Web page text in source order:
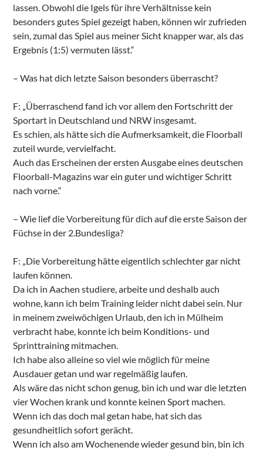
lassen. Obwohl die Igels für ihre Verhältnisse kein
besonders gutes Spiel gezeigt haben, können wir zufrieden
sein, zumal das Spiel aus meiner Sicht knapper war, als das
Ergebnis (1:5) vermuten lässt.“
– Was hat dich letzte Saison besonders überrascht?
F: „Überraschend fand ich vor allem den Fortschritt der
Sportart in Deutschland und NRW insgesamt.
Es schien, als hätte sich die Aufmerksamkeit, die Floorball
zuteil wurde, vervielfacht.
Auch das Erscheinen der ersten Ausgabe eines deutschen
Floorball-Magazins war ein guter und wichtiger Schritt
nach vorne.“
– Wie lief die Vorbereitung für dich auf die erste Saison der
Füchse in der 2.Bundesliga?
F: „Die Vorbereitung hätte eigentlich schlechter gar nicht
laufen können.
Da ich in Aachen studiere, arbeite und deshalb auch
wohne, kann ich beim Training leider nicht dabei sein. Nur
in meinem zweiwöchigen Urlaub, den ich in Mülheim
verbracht habe, konnte ich beim Konditions- und
Sprinttraining mitmachen.
Ich habe also alleine so viel wie möglich für meine
Ausdauer getan und war regelmäßig laufen.
Als wäre das nicht schon genug, bin ich und war die letzten
vier Wochen krank und konnte keinen Sport machen.
Wenn ich das doch mal getan habe, hat sich das
gesundheitlich sofort gerächt.
Wenn ich also am Wochenende wieder gesund bin, bin ich